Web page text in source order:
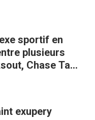
sportif en
plusieurs
Chase Tag,
exupery